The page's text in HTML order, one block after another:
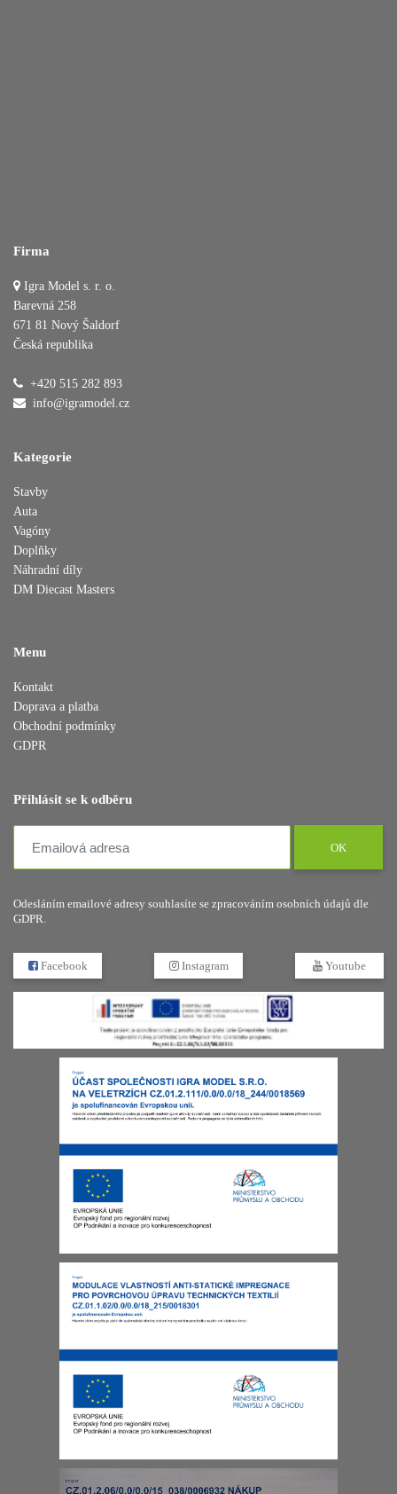
Firma
Igra Model s. r. o.
Barevná 258
671 81 Nový Šaldorf
Česká republika
+420 515 282 893
info@igramodel.cz
Kategorie
Stavby
Auta
Vagóny
Doplňky
Náhradní díly
DM Diecast Masters
Menu
Kontakt
Doprava a platba
Obchodní podmínky
GDPR
Přihlásit se k odběru
OK
Odesláním emailové adresy souhlasíte se zpracováním osobních údajů dle
GDPR.
Facebook Instagram Youtube